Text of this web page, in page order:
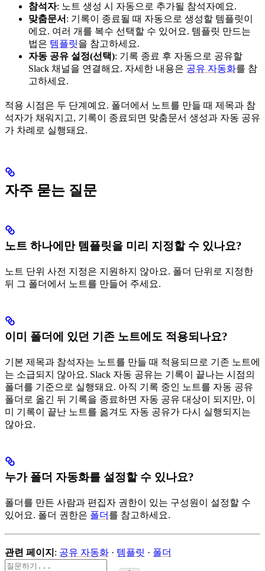
참석자: 노트 생성 시 자동으로 추가될 참석자예요.
맞춤문서 : 기록이 종료될 때 자동으로 생성할 템플릿이
에요. 여러 개를 복수 선택할 수 있어요. 템플릿 만드는
법은 템플릿을 참고하세요.
자동 공유 설정(선택): 기록 종료 후 자동으로 공유할
Slack 채널을 연결해요. 자세한 내용은 공유 자동화를 참
고하세요.
적용 시점은 두 단계예요. 폴더에서 노트를 만들 때 제목과 참
석자가 채워지고, 기록이 종료되면 맞춤문서 생성과 자동 공유
가 차례로 실행돼요.
자주 묻는 질문
노트 하나에만 템플릿을 미리 지정할 수 있나요?
노트 단위 사전 지정은 지원하지 않아요. 폴더 단위로 지정한
뒤 그 폴더에서 노트를 만들어 주세요.
이미 폴더에 있던 기존 노트에도 적용되나요?
기본 제목과 참석자는 노트를 만들 때 적용되므로 기존 노트에
는 소급되지 않아요. Slack 자동 공유는 기록이 끝나는 시점의
폴더를 기준으로 실행돼요. 아직 기록 중인 노트를 자동 공유
폴더로 옮긴 뒤 기록을 종료하면 자동 공유 대상이 되지만, 이
미 기록이 끝난 노트를 옮겨도 자동 공유가 다시 실행되지는
않아요.
누가 폴더 자동화를 설정할 수 있나요?
폴더를 만든 사람과 편집자 권한이 있는 구성원이 설정할 수
있어요. 폴더 권한은 폴더 를 참고하세요.
관련 페이지 : 공유 자동화 · 템플릿 · 폴더